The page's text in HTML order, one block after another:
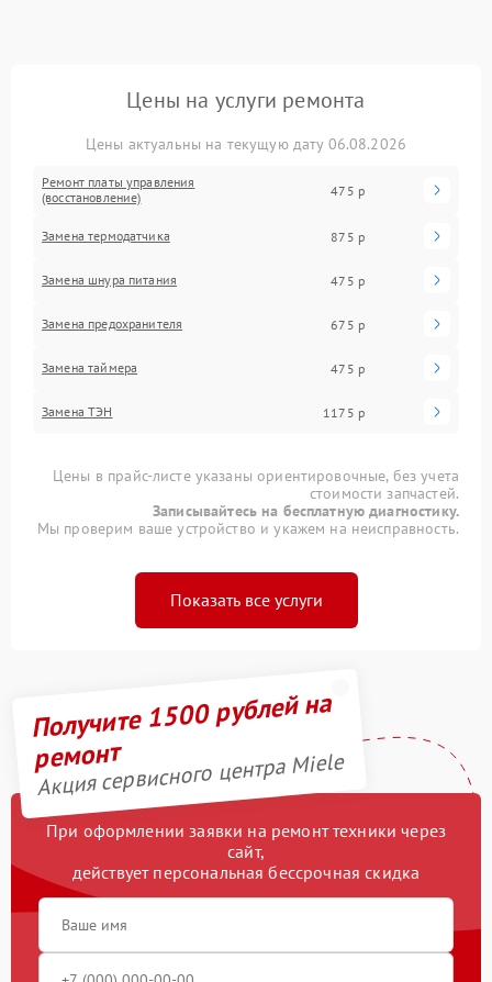
Цены на услуги ремонта
Цены актуальны на текущую дату 06.08.2026
Ремонт платы управления
(восстановление)
475 р
Замена термодатчика 875 р
Замена шнура питания 475 р
Замена предохранителя 675 р
Замена таймера 475 р
Замена ТЭН 1175 р
Цены в прайс-листе указаны ориентировочные, без учета
стоимости запчастей.
Записывайтесь на бесплатную диагностику.
Мы проверим ваше устройство и укажем на неисправность.
Показать все услуги
Получите 1500 рублей на
ремонт
Акция сервисного центра Miele
При оформлении заявки на ремонт техники через
сайт,
действует персональная бессрочная скидка